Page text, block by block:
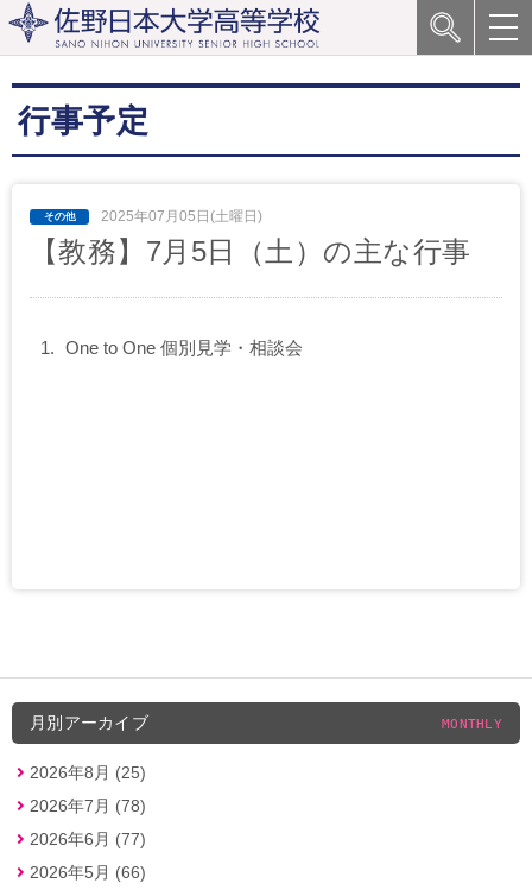
行事予定
2025年07月05日(土曜日)
【教務】7月5日（土）の主な行事
One to One 個別見学・相談会
月別アーカイブ MONTHLY
2026年8月 (25)
2026年7月 (78)
2026年6月 (77)
2026年5月 (66)